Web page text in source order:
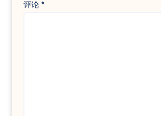
评论 *